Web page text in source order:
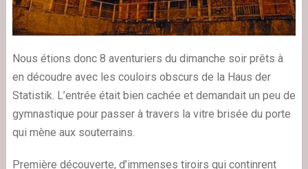
Nous étions donc 8 aventuriers du dimanche soir prêts à
en découdre avec les couloirs obscurs de la Haus der
Statistik. L’entrée était bien cachée et demandait un peu de
gymnastique pour passer à travers la vitre brisée du porte
qui mène aux souterrains.
Première découverte, d’immenses tiroirs qui continrent